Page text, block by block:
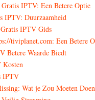
IPTV: Een Betere Optie
IPTV: Duurzaamheid
Gratis IPTV Gids
tiviplanet.com: Een Betere
Betere Waarde Biedt
Kosten
IPTV
Wat je Zou Moeten Doen